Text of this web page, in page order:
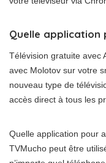
Quelle application
Télévision gratuite avec
avec Molotov sur votre
nouveau type de
accès direct à tous les
Quelle application pour
TVMucho peut être